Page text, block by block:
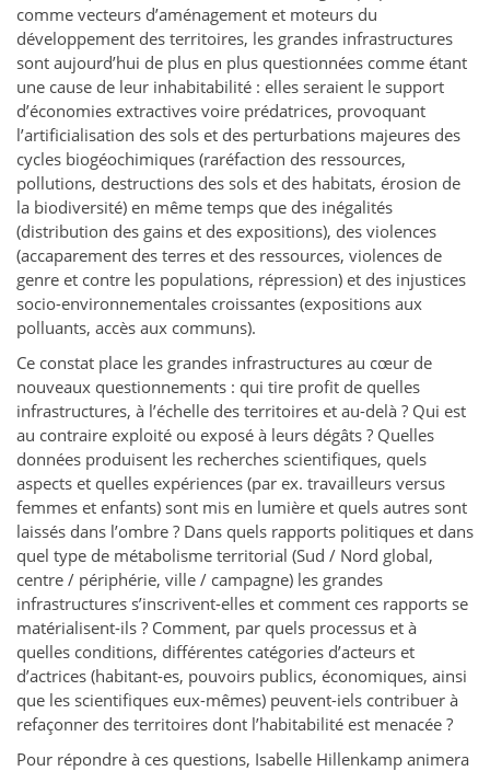
comme vecteurs d’aménagement et moteurs du
développement des territoires, les grandes infrastructures
sont aujourd’hui de plus en plus questionnées comme étant
une cause de leur inhabitabilité : elles seraient le support
d’économies extractives voire prédatrices, provoquant
l’artificialisation des sols et des perturbations majeures des
cycles biogéochimiques (raréfaction des ressources,
pollutions, destructions des sols et des habitats, érosion de
la biodiversité) en même temps que des inégalités
(distribution des gains et des expositions), des violences
(accaparement des terres et des ressources, violences de
genre et contre les populations, répression) et des injustices
socio-environnementales croissantes (expositions aux
polluants, accès aux communs).
Ce constat place les grandes infrastructures au cœur de
nouveaux questionnements : qui tire profit de quelles
infrastructures, à l’échelle des territoires et au-delà ? Qui est
au contraire exploité ou exposé à leurs dégâts ? Quelles
données produisent les recherches scientifiques, quels
aspects et quelles expériences (par ex. travailleurs versus
femmes et enfants) sont mis en lumière et quels autres sont
laissés dans l’ombre ? Dans quels rapports politiques et dans
quel type de métabolisme territorial (Sud / Nord global,
centre / périphérie, ville / campagne) les grandes
infrastructures s’inscrivent-elles et comment ces rapports se
matérialisent-ils ? Comment, par quels processus et à
quelles conditions, différentes catégories d’acteurs et
d’actrices (habitant-es, pouvoirs publics, économiques, ainsi
que les scientifiques eux-mêmes) peuvent-iels contribuer à
refaçonner des territoires dont l’habitabilité est menacée ?
Pour répondre à ces questions, Isabelle Hillenkamp animera